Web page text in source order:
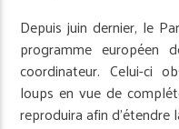
Depuis juin dernier, le
programme européen
coordinateur. Celui-ci
loups en vue de
reproduira afin d’étendre